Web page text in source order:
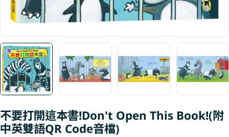
不要打開這本書!Don't Open This Book!(附
中英雙語QR Code音檔)